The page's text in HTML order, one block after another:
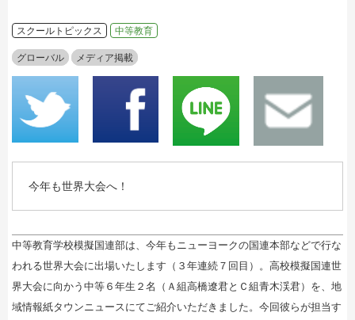
スクールトピックス 中等教育
グローバル メディア掲載
今年も世界大会へ！
中等教育学校模擬国連部は、今年もニューヨークの国連本部などで行な
われる世界大会に出場いたします（３年連続７回目）。高校模擬国連世
界大会に向かう中等６年生２名（Ａ組高橋遼君とＣ組青木渓君）を、地
域情報紙タウンニュースにてご紹介いただきました。今回彼らが担当す